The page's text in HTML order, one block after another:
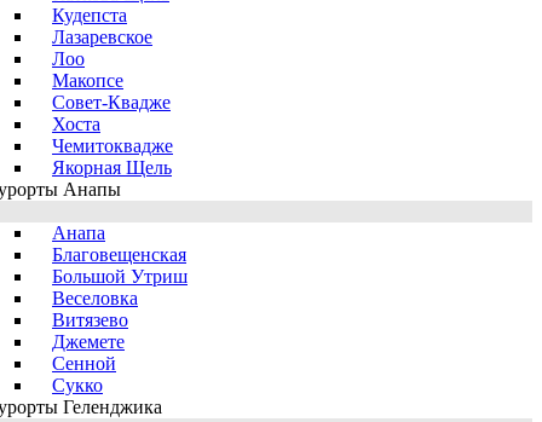
Кудепста
Лазаревское
Лоо
Макопсе
Совет-Квадже
Хоста
Чемитоквадже
Якорная Щель
Анапы
Анапа
Благовещенская
Большой Утриш
Веселовка
Витязево
Джемете
Сенной
Сукко
Геленджика